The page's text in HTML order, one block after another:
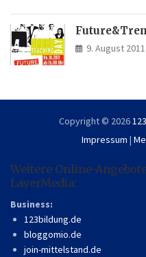
9. August 2011
Copyright © 2026
Impressum |
Weitere Online-
LayerMedia:
Business:
123bildung.de
bloggomio.de
join-mittelstand.de